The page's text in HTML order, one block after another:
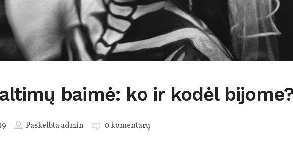
baimė: ko ir kodėl bijome?
Paskelbtaadmin 0 komentarų